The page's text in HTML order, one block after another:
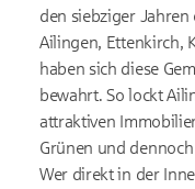
den siebziger
Ailingen, Ettenkirch,
haben sich diese
bewahrt. So lockt
attraktiven
Grünen und
Wer direkt in der